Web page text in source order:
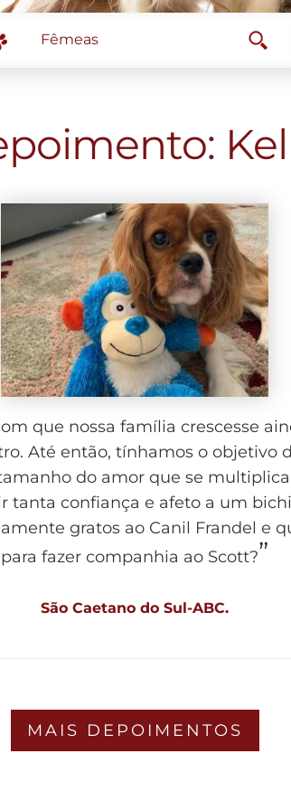
Fêmeas
que nossa família crescesse
Até então, tínhamos o objetivo
do amor que se
tanta confiança e afeto a um
gratos ao Canil Frandel e
para fazer companhia ao Scott?”
São Caetano do Sul-ABC.
MAIS DEPOIMENTOS